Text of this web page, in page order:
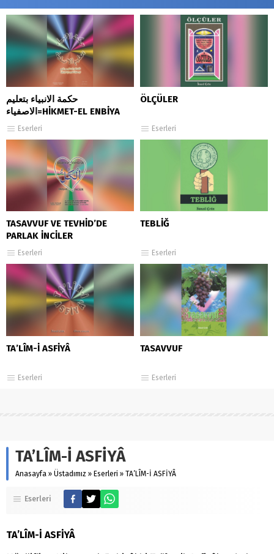
حكمة الانبياء بتعليم
الاصفياء=HİKMET-EL ENBİYA
Eserleri
ÖLÇÜLER
Eserleri
TASAVVUF VE TEVHİD’DE
PARLAK İNCİLER
Eserleri
TEBLİĞ
Eserleri
TA’LÎM-İ ASFİYÂ
Eserleri
TASAVVUF
Eserleri
TA’LÎM-İ ASFİYÂ
Anasayfa » Üstadımız » Eserleri » TA’LÎM-İ ASFİYÂ
Eserleri
TA’LÎM-İ ASFİYÂ